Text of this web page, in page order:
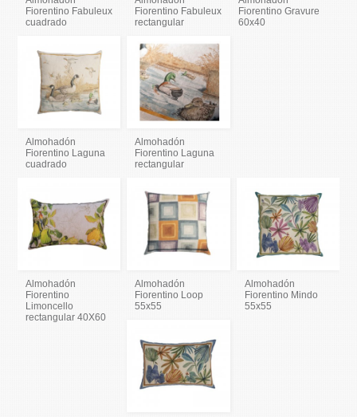
Fiorentino Fabuleux
cuadrado
Fiorentino Fabuleux
rectangular
Fiorentino Gravure
60x40
Almohadón
Fiorentino Laguna
cuadrado
Almohadón
Fiorentino Laguna
rectangular
Almohadón
Fiorentino
Limoncello
rectangular 40X60
Almohadón
Fiorentino Loop
55x55
Almohadón
Fiorentino Mindo
55x55